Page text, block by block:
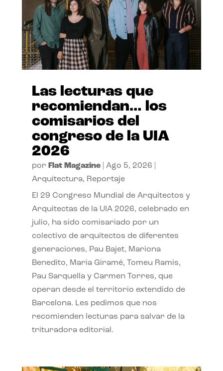
Las lecturas que
recomiendan… los
comisarios del
congreso de la UIA
2026
por Flat Magazine| Ago 5, 2026
Arquitectura, Reportaje
El 29 Congreso Mundial de Arquitectos y
Arquitectas de la UIA 2026, celebrado en
julio, ha sido comisariado por un
colectivo de arquitectos de diferentes
generaciones, Pau Bajet, Mariona
Benedito, Maria Giramé, Tomeu Ramis,
Pau Sarquella y Carmen Torres, que
operan desde el territorio extendido de
Barcelona. Les pedimos que nos
recomienden lecturas para salvar de la
trituradora editorial.